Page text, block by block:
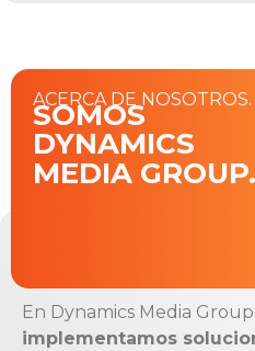
ACERCA DE NOSOTROS.
SOMOS
DYNAMICS
MEDIA GROUP.
En Dynamics Media
implementamos